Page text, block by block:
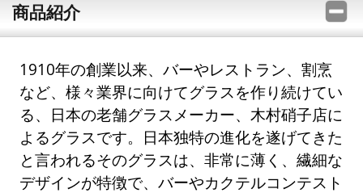
商品紹介
1910年の創業以来、バーやレストラン、割烹
など、様々業界に向けてグラスを作り続けてい
る、日本の老舗グラスメーカー、木村硝子店に
よるグラスです。日本独特の進化を遂げてきた
と言われるそのグラスは、非常に薄く、繊細な
デザインが特徴で、バーやカクテルコンテスト